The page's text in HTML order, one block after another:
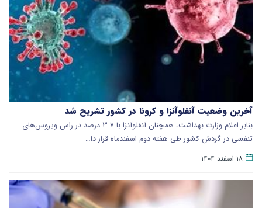
آخرین وضعیت آنفلوآنزا و کرونا در کشور تشریح شد
بنابر اعلام وزارت بهداشت، همچنان آنفلوآنزا با ۳.۷ درصد در راس ویروس‌های
تنفسی در گردش کشور طی هفته دوم اسفندماه قرار دا…
۱۸ اسفند ۱۴۰۴